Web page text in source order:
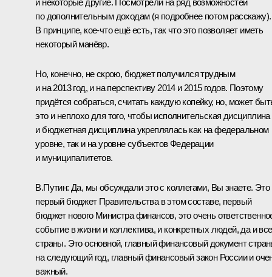
по дополнительным доходам (я подробнее потом расскажу).
В принципе, кое‑что ещё есть, так что это позволяет иметь
некоторый манёвр.
Но, конечно, не скрою, бюджет получился трудным
и на 2013 год, и на перспективу 2014 и 2015 годов. Поэтому
придётся собраться, считать каждую копейку, но, может
это и неплохо для того, чтобы исполнительская дисциплина
и бюджетная дисциплина укреплялась как на федеральном
уровне, так и на уровне субъектов Федерации
и муниципалитетов.
В.Путин: Да, мы обсуждалиэто с коллегами, Вы знаете. Это
первый бюджет Правительства в этом составе, первый
бюджет нового Министра финансов, это очень
событие в жизни и коллектива, и конкретных людей, да и
страны. Это основной, главный финансовый документ
на следующий год, главный финансовый закон России и
важный.